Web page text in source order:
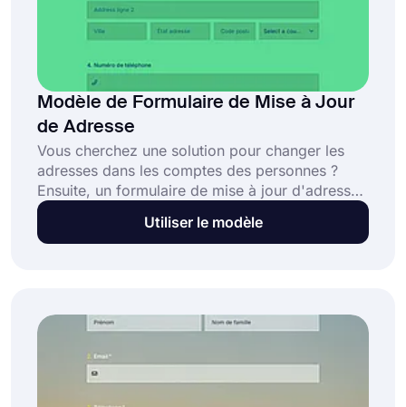
Modèle de Formulaire de Mise à Jour
de Adresse
Vous cherchez une solution pour changer les
adresses dans les comptes des personnes ?
Ensuite, un formulaire de mise à jour d'adresse
en ligne est simplement fait pour vous. Alors,
créez votre formulaire dès aujourd'hui en
Utiliser le modèle